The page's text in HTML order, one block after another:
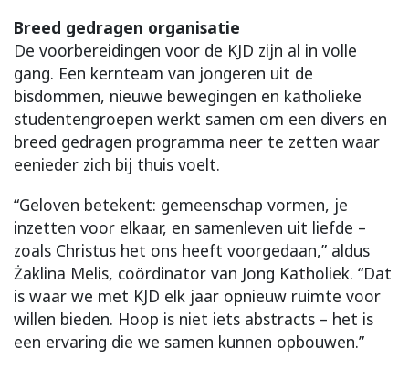
Breed gedragen organisatie
De voorbereidingen voor de KJD zijn al in volle
gang. Een kernteam van jongeren uit de
bisdommen, nieuwe bewegingen en katholieke
studentengroepen werkt samen om een divers en
breed gedragen programma neer te zetten waar
eenieder zich bij thuis voelt.
“Geloven betekent: gemeenschap vormen, je
inzetten voor elkaar, en samenleven uit liefde –
zoals Christus het ons heeft voorgedaan,” aldus
Żaklina Melis, coördinator van Jong Katholiek. “Dat
is waar we met KJD elk jaar opnieuw ruimte voor
willen bieden. Hoop is niet iets abstracts – het is
een ervaring die we samen kunnen opbouwen.”